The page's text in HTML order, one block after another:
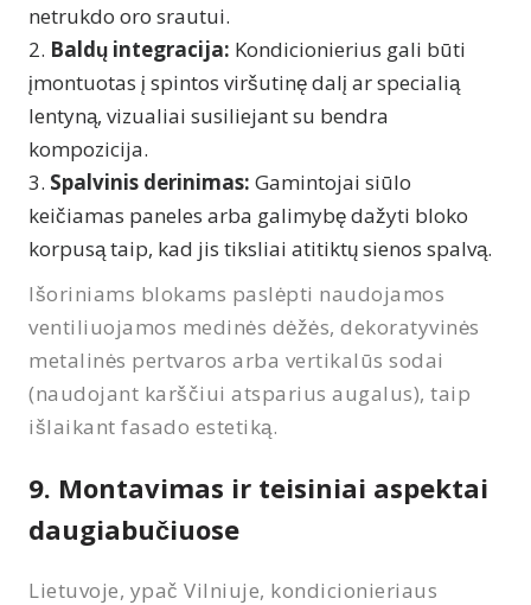
netrukdo oro srautui.
Baldų integracija: Kondicionierius gali būti
įmontuotas į spintos viršutinę dalį ar specialią
lentyną, vizualiai susiliejant su bendra
kompozicija.
Spalvinis derinimas: Gamintojai siūlo
keičiamas paneles arba galimybę dažyti bloko
korpusą taip, kad jis tiksliai atitiktų sienos spalvą.
Išoriniams blokams paslėpti naudojamos
ventiliuojamos medinės dėžės, dekoratyvinės
metalinės pertvaros arba vertikalūs sodai
(naudojant karščiui atsparius augalus), taip
išlaikant fasado estetiką.
9. Montavimas ir teisiniai aspektai
daugiabučiuose
Lietuvoje, ypač Vilniuje, kondicionieriaus